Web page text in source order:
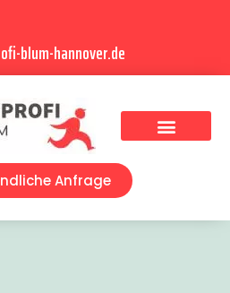
blum-hannover.de
Anfrage